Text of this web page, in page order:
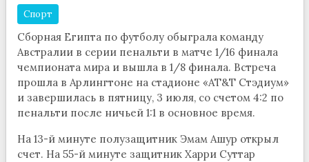
Спорт
Сборная Египта по футболу обыграла команду
Австралии в серии пенальти в матче 1/16 финала
чемпионата мира и вышла в 1/8 финала. Встреча
прошла в Арлингтоне на стадионе «AT&T Стэдиум»
и завершилась в пятницу, 3 июля, со счетом 4:2 по
пенальти после ничьей 1:1 в основное время.
На 13-й минуте полузащитник Эмам Ашур открыл
счет. На 55-й минуте защитник Харри Суттар